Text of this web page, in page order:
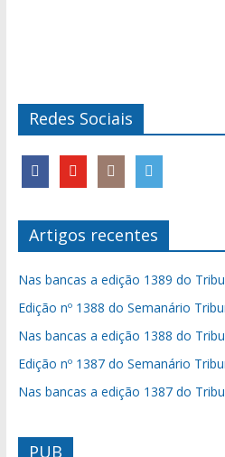
Redes Sociais
Artigos recentes
Nas bancas a edição 1389 do
Edição nº 1388 do Semanário
Nas bancas a edição 1388 do
Edição nº 1387 do Semanário
Nas bancas a edição 1387 do
PUB